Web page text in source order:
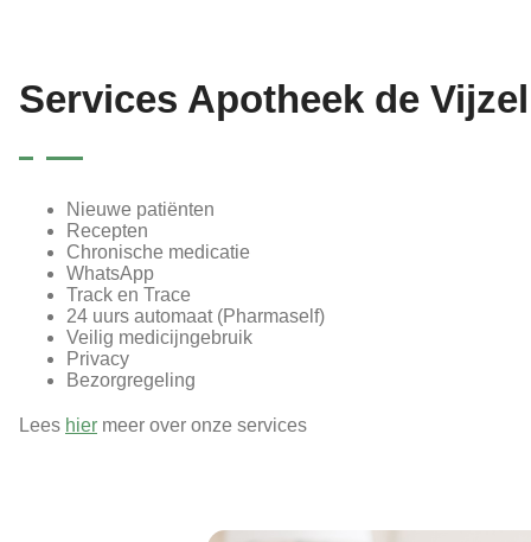
Services Apotheek de Vijzel
Nieuwe patiënten
Recepten
Chronische medicatie
WhatsApp
Track en Trace
24 uurs automaat (Pharmaself)
Veilig medicijngebruik
Privacy
Bezorgregeling
Lees hier meer over onze services